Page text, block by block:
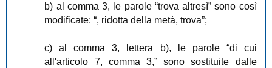
b) al comma 3, le parole “trova altresì” sono così
modificate: “, ridotta della metà, trova”;
c) al comma 3, lettera b), le parole “di cui
all'articolo 7, comma 3,” sono sostituite dalle